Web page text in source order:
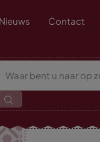
Nieuws Contact